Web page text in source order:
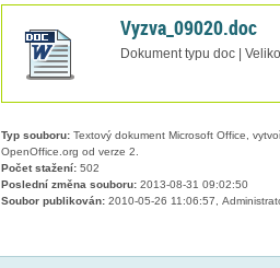
Vyzva_09020.doc
Dokument typu doc |
Typ souboru:Textový dokument Microsoft Office,
OpenOffice.org od verze 2.
Počet stažení:502
Poslední změna souboru:2013-08-31 09:02:50
Soubor publikován:2010-05-26 11:06:57,